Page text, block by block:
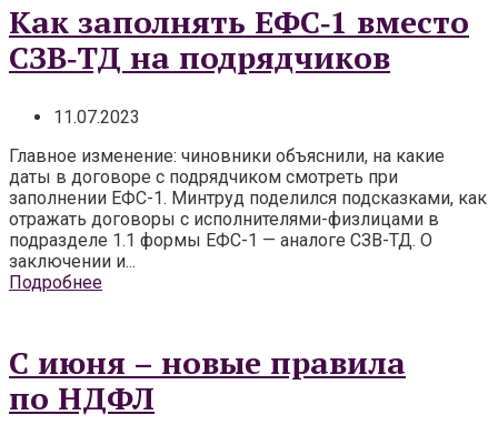
Как заполнять ЕФС‑1 вместо
СЗВ‑ТД на подрядчиков
11.07.2023
Главное изменение: чиновники объяснили, на какие
даты в договоре с подрядчиком смотреть при
заполнении ЕФС-1. Минтруд поделился подсказками, как
отражать договоры с исполнителями-физлицами в
подразделе 1.1 формы ЕФС-1 — аналоге СЗВ-ТД. О
заключении и...
Подробнее
С июня – новые правила
по НДФЛ